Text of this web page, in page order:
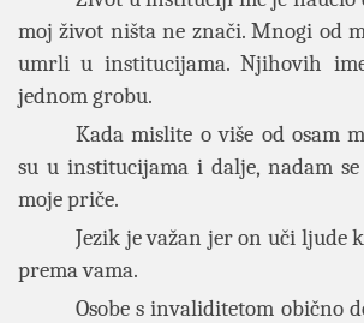
moj život ništa ne znači. Mnogi od
umrli u institucijama. Njihovih
jednom grobu.
Kada mislite o više od osam
su u institucijama i dalje, nadam
moje priče.
Jezik je važan jer on uči ljude
prema vama.
Osobe s invaliditetom obično